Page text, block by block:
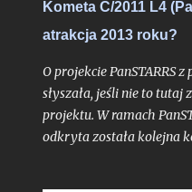
najdłuższych przelotów
ciągu roku. Strefa
astronomiczne już w
Kometa C/2011 L4
atrakcja 2013 roku?
O projekcie PanSTARRS
słyszała, jeśli nie to tutaj
projektu. W ramach
odkryta została kolejna